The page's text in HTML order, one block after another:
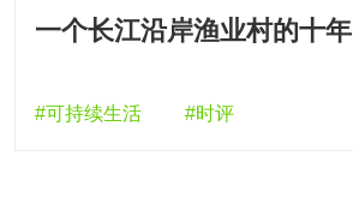
一个长江沿岸渔业村的十年
#可持续生活 #时评